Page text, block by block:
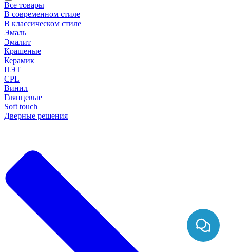
Все товары
В современном стиле
В классическом стиле
Эмаль
Эмалит
Крашеные
Керамик
ПЭТ
CPL
Винил
Глянцевые
Soft touch
Дверные решения